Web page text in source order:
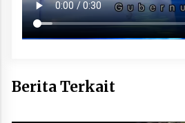
Berita Terkait